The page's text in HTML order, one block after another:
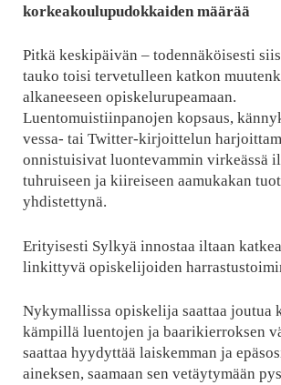
korkeakoulupudokkaiden määrää
Pitkä keskipäivän – todennäköisesti
tauko toisi tervetulleen katkon
alkaneeseen opiskelurupeamaan.
Luentomuistiinpanojen kopsaus,
vessa- tai Twitter-kirjoittelun
onnistuisivat luontevammin virkeässä
tuhruiseen ja kiireiseen aamukakan
yhdistettynä.
Erityisesti Sylkyä innostaa iltaan
linkittyvä opiskelijoiden
Nykymallissa opiskelija saattaa joutua
kämpillä luentojen ja baarikierroksen
saattaa hyydyttää laiskemman ja
aineksen, saamaan sen vetäytymään